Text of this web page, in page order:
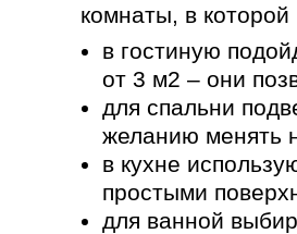
комнаты, в
в гостиную
от 3 м2 – они
для спальни
желанию менять
в кухне
простыми
для ванной